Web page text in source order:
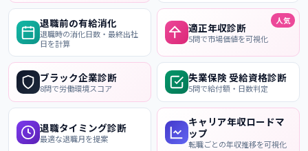
退職前の有給消化
退職時の消化日数・最終出社
日を計算
適正年収診断
5問で市場価値を可視化
人気
ブラック企業診断
8問で労働環境スコア
失業保険 受給資格診断
5問で給付額・日数判定
退職タイミング診断
最適な退職月を提案
キャリア年収ロードマ
ップ
転職ごとの年収推移を可視化